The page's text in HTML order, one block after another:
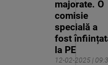
12-02-2025 |
majorate. O
comisie
specială a
fost
la PE